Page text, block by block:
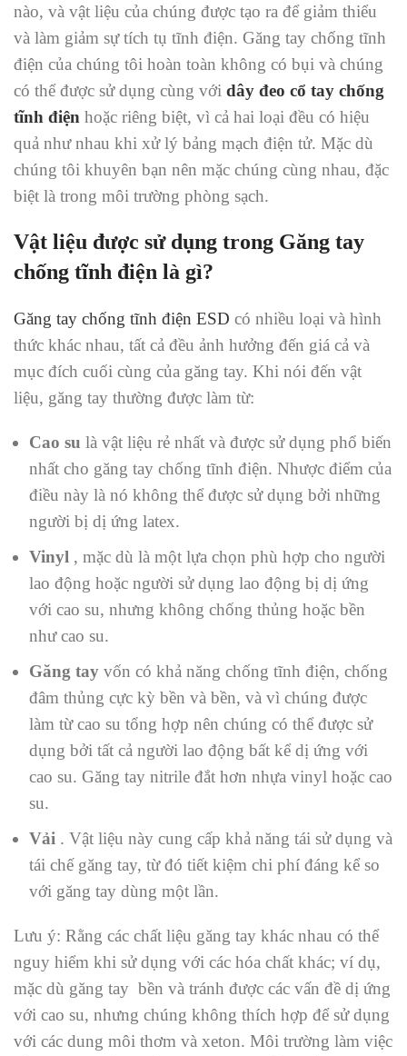
nào, và vật liệu của chúng được tạo ra để giảm thiểu
và làm giảm sự tích tụ tĩnh điện. Găng tay chống tĩnh
điện của chúng tôi hoàn toàn không có bụi và chúng
có thể được sử dụng cùng với dây đeo cổ tay chống
tĩnh điện hoặc riêng biệt, vì cả hai loại đều có hiệu
quả như nhau khi xử lý bảng mạch điện tử. Mặc dù
chúng tôi khuyên bạn nên mặc chúng cùng nhau, đặc
biệt là trong môi trường phòng sạch.
Vật liệu được sử dụng trong Găng tay
chống tĩnh điện là gì?
Găng tay chống tĩnh điện ESD có nhiều loại và hình
thức khác nhau, tất cả đều ảnh hưởng đến giá cả và
mục đích cuối cùng của găng tay. Khi nói đến vật
liệu, găng tay thường được làm từ:
Cao su là vật liệu rẻ nhất và được sử dụng phổ biến
nhất cho găng tay chống tĩnh điện. Nhược điểm của
điều này là nó không thể được sử dụng bởi những
người bị dị ứng latex.
Vinyl , mặc dù là một lựa chọn phù hợp cho người
lao động hoặc người sử dụng lao động bị dị ứng
với cao su, nhưng không chống thủng hoặc bền
như cao su.
Găng tay vốn có khả năng chống tĩnh điện, chống
đâm thủng cực kỳ bền và bền, và vì chúng được
làm từ cao su tổng hợp nên chúng có thể được sử
dụng bởi tất cả người lao động bất kể dị ứng với
cao su. Găng tay nitrile đắt hơn nhựa vinyl hoặc cao
su.
Vải . Vật liệu này cung cấp khả năng tái sử dụng và
tái chế găng tay, từ đó tiết kiệm chi phí đáng kể so
với găng tay dùng một lần.
Lưu ý: Rằng các chất liệu găng tay khác nhau có thể
nguy hiểm khi sử dụng với các hóa chất khác; ví dụ,
mặc dù găng tay bền và tránh được các vấn đề dị ứng
với cao su, nhưng chúng không thích hợp để sử dụng
với các dung môi thơm và xeton. Môi trường làm việc